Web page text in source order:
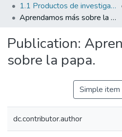
All of DSpace
1.1 Productos de investigación
Aprendamos más sobre la papa.
Publication:
sobre la papa.
Simple item
dc.contributor.author